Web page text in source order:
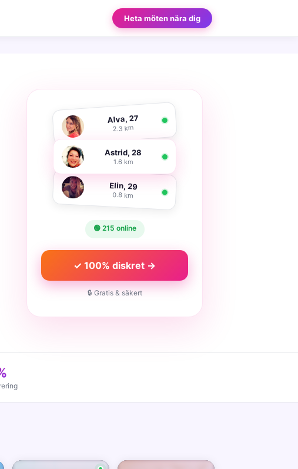
Heta möten nära dig
Alva, 27
2.3 km
Astrid, 28
1.6 km
Elin, 29
0.8 km
🟢 215 online
✓ 100% diskret →
🔒 Gratis & säkert